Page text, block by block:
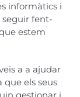
informàtics i
seguir fent-
estem
a a ajudar
que els seus